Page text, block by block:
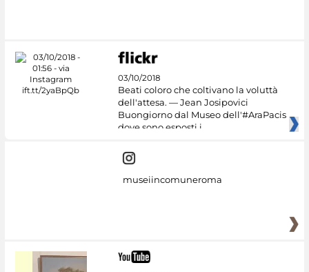
03/10/2018
Beati coloro che coltivano la voluttà
dell'attesa. — Jean Josipovici
Buongiorno dal Museo dell'#AraPacis
dove sono esposti i
museiincomuneroma